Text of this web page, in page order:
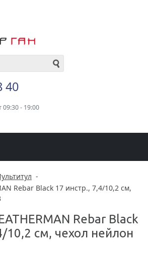
40
- 19:00
-
Rebar Black 17 инстр., 7,4/10,2 см,
Rebar Black
10,2 см, чехол нейлон